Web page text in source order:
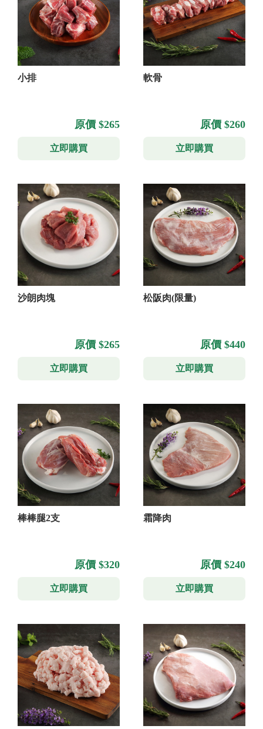
小排
原價 $265
立即購買
軟骨
原價 $260
立即購買
沙朗肉塊
原價 $265
立即購買
松阪肉(限量)
原價 $440
立即購買
棒棒腿2支
原價 $320
立即購買
霜降肉
原價 $240
立即購買